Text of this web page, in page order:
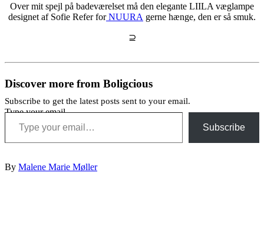
Over mit spejl på badeværelset må den elegante LIILA væglampe
designet af Sofie Refer forNUURA gerne hænge, den er så smuk.
⊇
Discover more from Boligcious
Subscribe to get the latest posts sent to your email.
Type your email…
Subscribe
By Malene Marie Møller